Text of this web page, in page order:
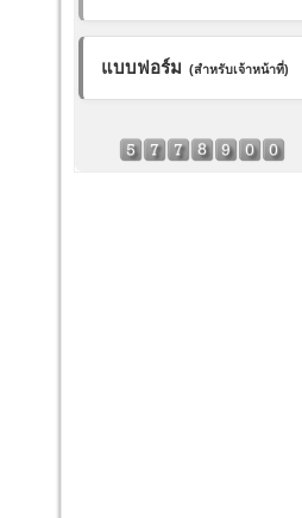
แบบฟอร์ม (สำหรับเจ้าหน้าที่)